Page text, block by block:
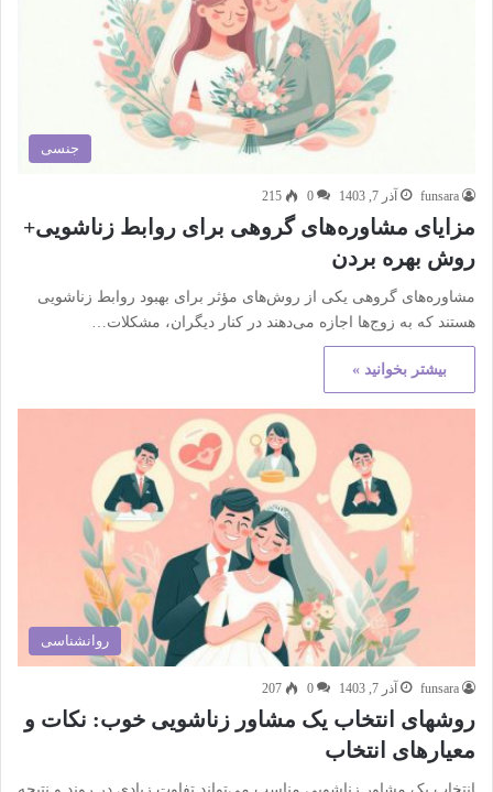
جنسی
funsara آذر 7, 1403 0
215
مزایای مشاوره‌های گروهی برای روابط زناشویی+
روش بهره بردن
مشاوره‌های گروهی یکی از روش‌های مؤثر برای بهبود روابط زناشویی
هستند که به زوج‌ها اجازه می‌دهند در کنار دیگران، مشکلات…
بیشتر بخوانید »
روانشناسی
funsara آذر 7, 1403 0
207
روشهای انتخاب یک مشاور زناشویی خوب: نکات و
معیارهای انتخاب